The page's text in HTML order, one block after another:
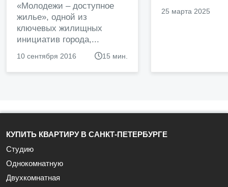
«Молодежи – доступное
жилье», одной из
ключевых жилищных
инициатив города,...
10 сентября 2016 15 мин.
25 марта 2025
КУПИТЬ КВАРТИРУ В САНКТ-ПЕТЕРБУРГЕ
Студию
Однокомнатную
Двухкомнатная